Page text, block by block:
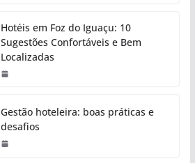
Hotéis em Foz do Iguaçu: 10
Sugestões Confortáveis e Bem
Localizadas
Gestão hoteleira: boas práticas e
desafios